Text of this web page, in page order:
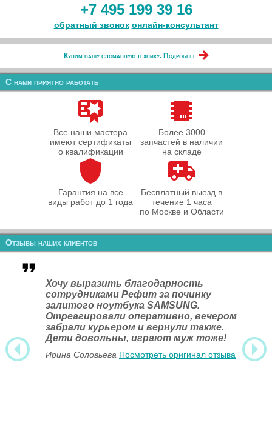
+7 495 199 39 16
обратный звонок онлайн‑консультант
Купим вашу сломанную технику. Подробнее
С нами приятно работать
Все наши мастера
имеют сертификаты
о квалификации
Более 3000
запчастей в наличии
на складе
Гарантия на все
виды работ до 1 года
Бесплатный выезд в
течение 1 часа
по Москве и Области
Отзывы наших клиентов
Хочу выразить благодарность
сотрудниками Рефит за починку
залитого ноутбука SAMSUNG.
Отреагировали оперативно, вечером
забрали курьером и вернули также.
Дети довольны, играют муж тоже!
Ирина Соловьева Посмотреть оригинал отзыва